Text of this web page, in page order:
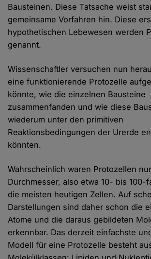
Bausteinen. Diese Tatsache weist
gemeinsame Vorfahren hin. Diese
hypothetischen Lebewesen werden
genannt.
Wissenschaftler versuchen nun
eine funktionierende Protozelle
könnte, wie die einzelnen Bausteine
zusammenfanden und wie diese
wiederum unter den primitiven
Reaktionsbedingungen der Urerde
könnten.
Wahrscheinlich waren Protozellen
Durchmesser, also etwa 10- bis 100-
die meisten heutigen Zellen. Auf
Darstellungen sind daher schon die
Atome und die daraus gebildeten
erkennbar. Das derzeit einfachste
Modell für eine Protozelle besteht